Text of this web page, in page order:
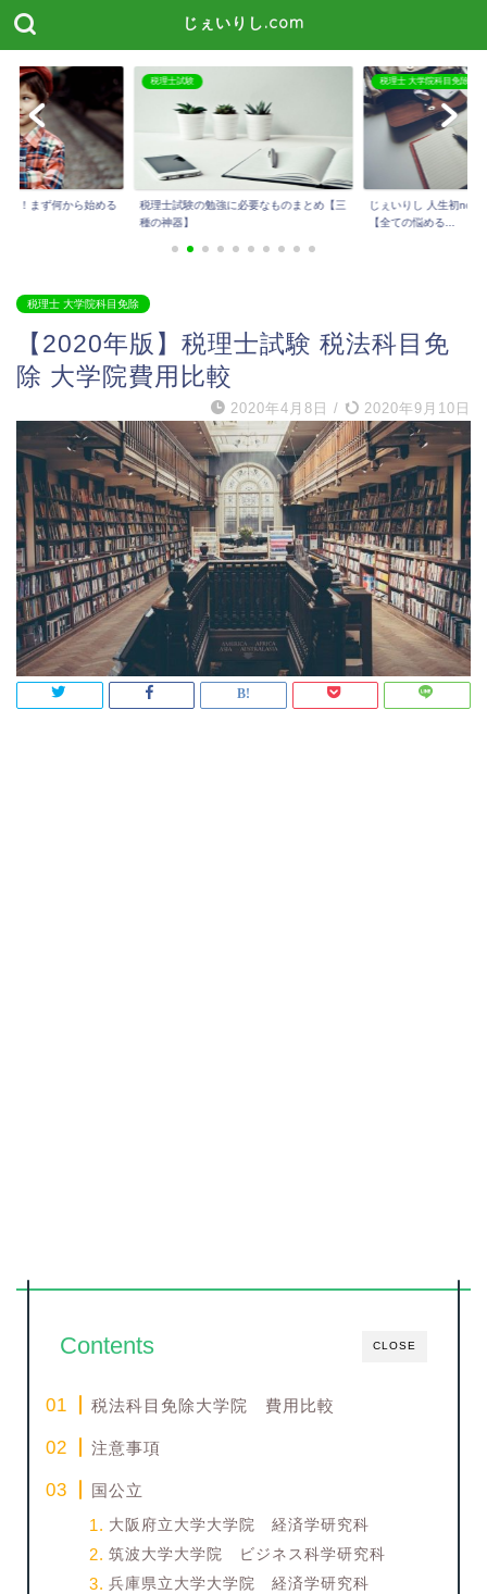
じぇいりし.com
必要なものまとめ【三
税理士 大学院科目免除
じぇいりし 人生初noteを公開しました！
【全ての悩める...
税理士試験
今話題のスタディング
メリット・デメリッ...
税理士 大学院科目免除
【2020年版】税理士試験 税法科目免
除 大学院費用比較
2020年4月8日 / 2020年9月10日
CLOSE
Contents
税法科目免除大学院 費用比較
注意事項
国公立
大阪府立大学大学院 経済学研究科
筑波大学大学院 ビジネス科学研究科
兵庫県立大学大学院 経済学研究科